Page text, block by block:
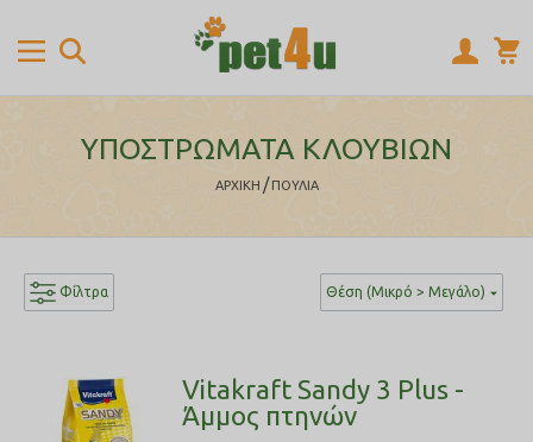
ΥΠΟΣΤΡΩΜΑΤΑ ΚΛΟΥΒΙΩΝ
ΑΡΧΙΚΉ / ΠΟΥΛΙΑ
Φίλτρα Θέση (Μικρό > Μεγάλο)
Vitakraft Sandy 3 Plus -
Άμμος πτηνών